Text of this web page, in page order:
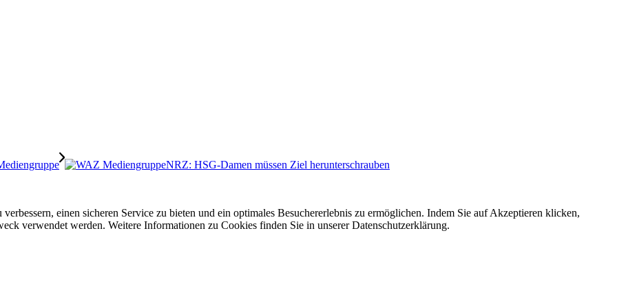
NRZ: HSG-Damen müssen Ziel herunterschrauben
einen sicheren Service zu bieten und ein optimales Besuchererlebnis zu ermöglichen. Indem Sie auf Akzeptieren klicken,
verwendet werden. Weitere Informationen zu Cookies finden Sie in unserer Datenschutzerklärung.